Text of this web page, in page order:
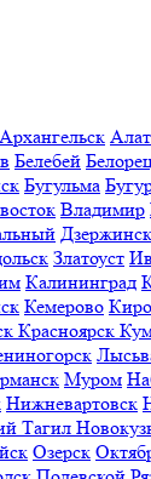
Архангельск
Белебей
Бугульма
Владимир
Дзержинск
Златоуст
Калининград
Кемерово
Красноярск
Муром
Нижневартовск
Тагил
Озерск